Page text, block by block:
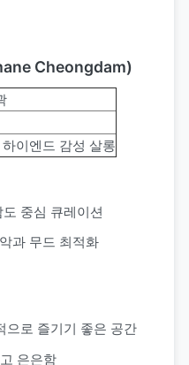
Cheongdam)
이엔드 감성 살롱
중심 큐레이션
과 무드 최적화
으로 즐기기 좋은 공간
은은함